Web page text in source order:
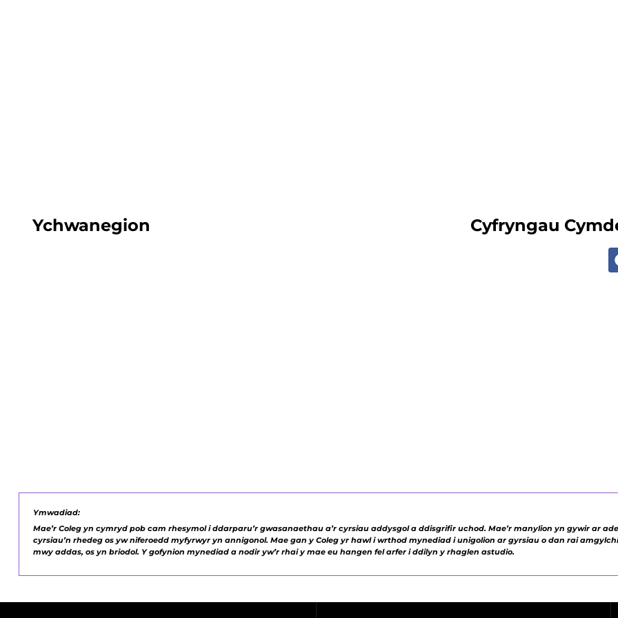
Ychwanegion Cyfryngau
Ymwadiad:
Mae’r Coleg yn cymryd pob cam rhesymol i ddarparu’r gwasanaethau a’r cyrsiau addysgol a ddisgrifir uchod. Mae’r manylion yn gywir ar
cyrsiau’n rhedeg os yw niferoedd myfyrwyr yn annigonol. Mae gan y Coleg yr hawl i wrthod mynediad i unigolion ar gyrsiau o dan rai
mwy addas, os yn briodol. Y gofynion mynediad a nodir yw’r rhai y mae eu hangen fel arfer i ddilyn y rhaglen astudio.